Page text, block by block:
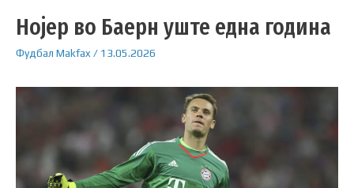
Нојер во Баерн уште една година
Фудбал Makfax/ 13.05.2026